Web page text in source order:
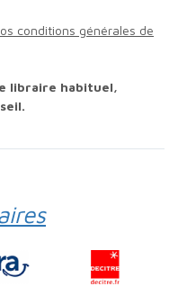
conditions générales de